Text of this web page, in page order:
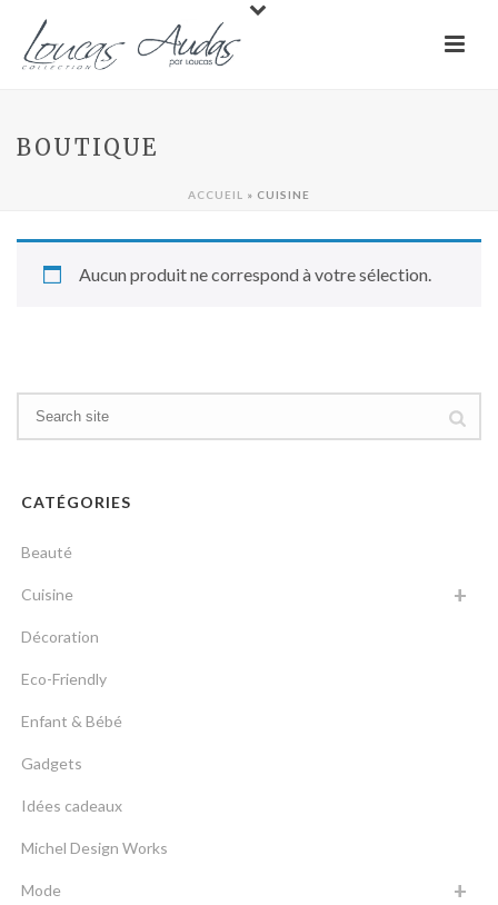
BOUTIQUE
ACCUEIL » CUISINE
Aucun produit ne correspond à votre sélection.
CATÉGORIES
Beauté
Cuisine
Décoration
Eco-Friendly
Enfant & Bébé
Gadgets
Idées cadeaux
Michel Design Works
Mode